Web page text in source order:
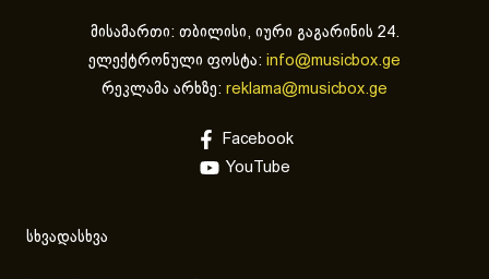
მისამართი: თბილისი, იური გაგარინის 24.
ელექტრონული ფოსტა: info@musicbox.ge
რეკლამა არხზე: reklama@musicbox.ge
Facebook
YouTube
სხვადასხვა